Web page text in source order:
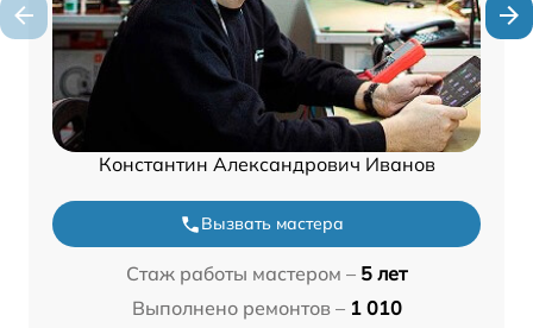
Константин Александрович Иванов
Вызвать мастера
Стаж работы мастером – 5 лет
Выполнено ремонтов – 1 010